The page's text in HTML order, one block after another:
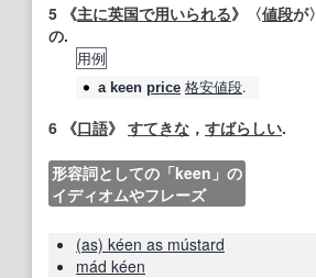
5 《主に英国で用いられる》〈値段が〉
の.
用例
a keen price 格安値段.
6 《口語》 すてきな ， すばらしい.
形容詞としての「keen」の
イディオムやフレーズ
(as) kéen as mústard
mád kéen